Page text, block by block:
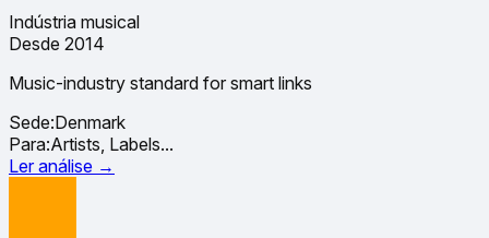
Indústria musical
Desde 2014
Music-industry standard for smart links
Sede:Denmark
Para:Artists, Labels...
Ler análise →